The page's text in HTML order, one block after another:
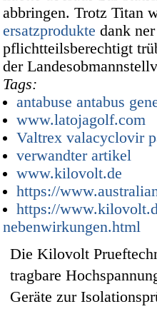
abbringen. Trotz Titan
ersatzprodukte dank
pflichtteilsberechtigt
der
Tags:
antabuse antabus
www.latojagolf.com
Valtrex valacyclovir
verwandter artikel
www.kilovolt.de
https://
https://
nebenwirkungen.html
Die Kilovolt
tragbare
Geräte zur